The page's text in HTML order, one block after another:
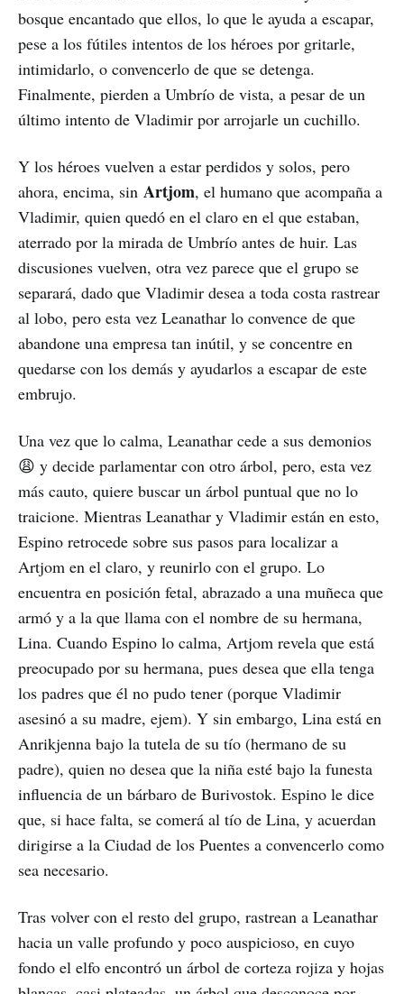
bosque encantado que ellos, lo que le ayuda a escapar,
pese a los fútiles intentos de los héroes por gritarle,
intimidarlo, o convencerlo de que se detenga.
Finalmente, pierden a Umbrío de vista, a pesar de un
último intento de Vladimir por arrojarle un cuchillo.
Y los héroes vuelven a estar perdidos y solos, pero
ahora, encima, sin Artjom, el humano que acompaña a
Vladimir, quien quedó en el claro en el que estaban,
aterrado por la mirada de Umbrío antes de huir. Las
discusiones vuelven, otra vez parece que el grupo se
separará, dado que Vladimir desea a toda costa rastrear
al lobo, pero esta vez Leanathar lo convence de que
abandone una empresa tan inútil, y se concentre en
quedarse con los demás y ayudarlos a escapar de este
embrujo.
Una vez que lo calma, Leanathar cede a sus demonios
😩 y decide parlamentar con otro árbol, pero, esta vez
más cauto, quiere buscar un árbol puntual que no lo
traicione. Mientras Leanathar y Vladimir están en esto,
Espino retrocede sobre sus pasos para localizar a
Artjom en el claro, y reunirlo con el grupo. Lo
encuentra en posición fetal, abrazado a una muñeca que
armó y a la que llama con el nombre de su hermana,
Lina. Cuando Espino lo calma, Artjom revela que está
preocupado por su hermana, pues desea que ella tenga
los padres que él no pudo tener (porque Vladimir
asesinó a su madre, ejem). Y sin embargo, Lina está en
Anrikjenna bajo la tutela de su tío (hermano de su
padre), quien no desea que la niña esté bajo la funesta
influencia de un bárbaro de Burivostok. Espino le dice
que, si hace falta, se comerá al tío de Lina, y acuerdan
dirigirse a la Ciudad de los Puentes a convencerlo como
sea necesario.
Tras volver con el resto del grupo, rastrean a Leanathar
hacia un valle profundo y poco auspicioso, en cuyo
fondo el elfo encontró un árbol de corteza rojiza y hojas